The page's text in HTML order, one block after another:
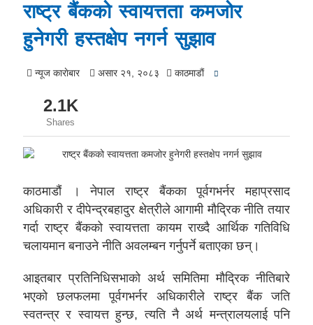
राष्ट्र बैंकको स्वायत्तता कमजोर
हुनेगरी हस्तक्षेप नगर्न सुझाव
न्यूज काराेबार असार २१, २०८३ काठमाडाैं
2.1K
Shares
काठमाडौं । नेपाल राष्ट्र बैंकका पूर्वगभर्नर महाप्रसाद
अधिकारी र दीपेन्द्रबहादुर क्षेत्रीले आगामी मौद्रिक नीति तयार
गर्दा राष्ट्र बैंकको स्वायत्तता कायम राख्दै आर्थिक गतिविधि
चलायमान बनाउने नीति अवलम्बन गर्नुपर्ने बताएका छन्।
आइतबार प्रतिनिधिसभाको अर्थ समितिमा मौद्रिक नीतिबारे
भएको छलफलमा पूर्वगभर्नर अधिकारीले राष्ट्र बैंक जति
स्वतन्त्र र स्वायत्त हुन्छ, त्यति नै अर्थ मन्त्रालयलाई पनि